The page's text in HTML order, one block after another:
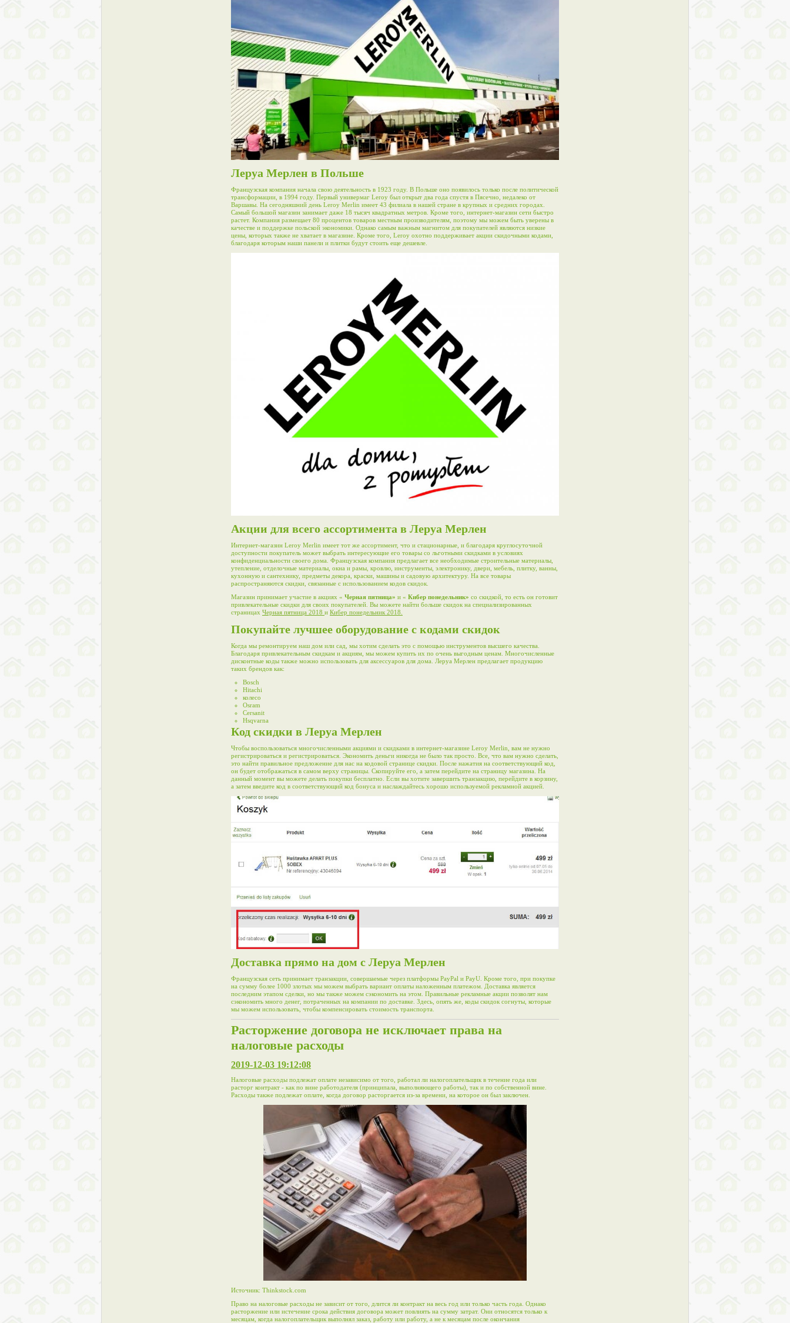
Леруа Мерлен в Польше
Французская компания начала свою деятельность в 1923 году. В Польше оно появилось только после политической
трансформации, в 1994 году. Первый универмаг Leroy был открыт два года спустя в Пясечно, недалеко от
Варшавы. На сегодняшний день Leroy Merlin имеет 43 филиала в нашей стране в крупных и средних городах.
Самый большой магазин занимает даже 18 тысяч квадратных метров. Кроме того, интернет-магазин сети быстро
растет. Компания размещает 80 процентов товаров местным производителям, поэтому мы можем быть уверены в
качестве и поддержке польской экономики. Однако самым важным магнитом для покупателей являются низкие
цены, которых также не хватает в магазине. Кроме того, Leroy охотно поддерживает акции скидочными кодами,
благодаря которым наши панели и плитки будут стоить еще дешевле.
Акции для всего ассортимента в Леруа Мерлен
Интернет-магазин Leroy Merlin имеет тот же ассортимент, что и стационарные, и благодаря круглосуточной
доступности покупатель может выбрать интересующие его товары со льготными скидками в условиях
конфиденциальности своего дома. Французская компания предлагает все необходимые строительные материалы,
утепление, отделочные материалы, окна и рамы, кровлю, инструменты, электронику, двери, мебель, плитку, ванны,
кухонную и сантехнику, предметы декора, краски, машины и садовую архитектуру. На все товары
распространяются скидки, связанные с использованием кодов скидок.
Магазин принимает участие в акциях « Черная пятница» и « Кибер понедельник» со скидкой, то есть он готовит
привлекательные скидки для своих покупателей. Вы можете найти больше скидок на специализированных
страницах Черная пятница 2018 и Кибер понедельник 2018.
Покупайте лучшее оборудование с кодами скидок
Когда мы ремонтируем наш дом или сад, мы хотим сделать это с помощью инструментов высшего качества.
Благодаря привлекательным скидкам и акциям, мы можем купить их по очень выгодным ценам. Многочисленные
дисконтные коды также можно использовать для аксессуаров для дома. Леруа Мерлен предлагает продукцию
таких брендов как:
Bosch
Hitachi
колесо
Osram
Cersanit
Hsqvarna
Код скидки в Леруа Мерлен
Чтобы воспользоваться многочисленными акциями и скидками в интернет-магазине Leroy Merlin, вам не нужно
регистрироваться и регистрироваться. Экономить деньги никогда не было так просто. Все, что вам нужно сделать,
это найти правильное предложение для нас на кодовой странице скидки. После нажатия на соответствующий код,
он будет отображаться в самом верху страницы. Скопируйте его, а затем перейдите на страницу магазина. На
данный момент вы можете делать покупки бесплатно. Если вы хотите завершить транзакцию, перейдите в корзину,
а затем введите код в соответствующий код бонуса и наслаждайтесь хорошо используемой рекламной акцией.
Доставка прямо на дом с Леруа Мерлен
Французская сеть принимает транзакции, совершаемые через платформы PayPal и PayU. Кроме того, при покупке
на сумму более 1000 злотых мы можем выбрать вариант оплаты наложенным платежом. Доставка является
последним этапом сделки, но мы также можем сэкономить на этом. Правильные рекламные акции позволят нам
сэкономить много денег, потраченных на компании по доставке. Здесь, опять же, коды скидок согнуты, которые
мы можем использовать, чтобы компенсировать стоимость транспорта.
Расторжение договора не исключает права на
налоговые расходы
2019-12-03 19:12:08
Налоговые расходы подлежат оплате независимо от того, работал ли налогоплательщик в течение года или
расторг контракт - как по вине работодателя (принципала, выполняющего работы), так и по собственной вине.
Расходы также подлежат оплате, когда договор расторгается из-за времени, на которое он был заключен.
Источник: Thinkstock.com
Право на налоговые расходы не зависит от того, длится ли контракт на весь год или только часть года. Однако
расторжение или истечение срока действия договора может повлиять на сумму затрат. Они относятся только к
месяцам, когда налогоплательщик выполнял заказ, работу или работу, а не к месяцам после окончания